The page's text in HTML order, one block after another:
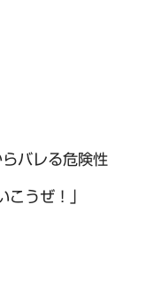
バレる危険性
うぜ！」